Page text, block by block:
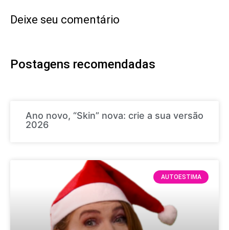
Deixe seu comentário
Postagens recomendadas
Ano novo, “Skin” nova: crie a sua versão
2026
AUTOESTIMA